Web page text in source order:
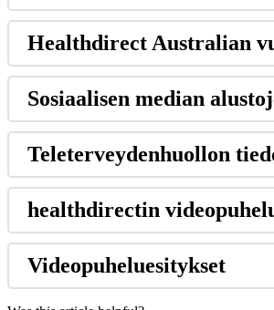
Healthdirect Australian
Sosiaalisen median
Teleterveydenhuollon
healthdirectin
Videopuheluesitykset